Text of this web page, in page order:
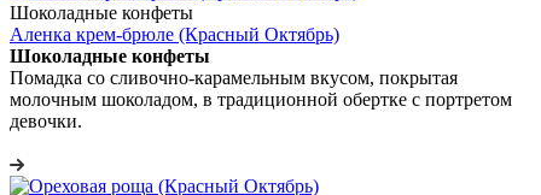
Шоколадные конфеты
Аленка крем-брюле (Красный Октябрь)
Шоколадные конфеты
Помадка со сливочно-карамельным вкусом, покрытая
молочным шоколадом, в традиционной обертке с портретом
девочки.